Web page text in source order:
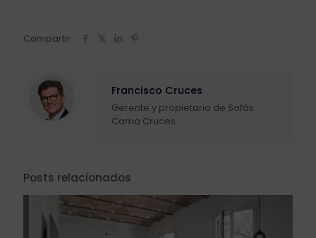
Compartir
Francisco Cruces
Gerente y propietario de Sofás
Cama Cruces.
Posts relacionados